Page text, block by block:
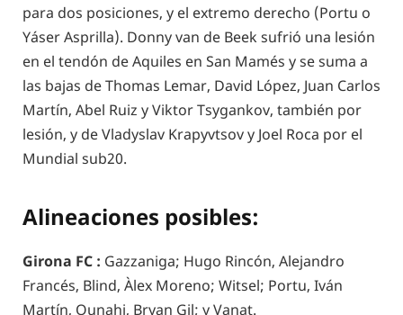
para dos posiciones, y el extremo derecho (Portu o
Yáser Asprilla). Donny van de Beek sufrió una lesión
en el tendón de Aquiles en San Mamés y se suma a
las bajas de Thomas Lemar, David López, Juan Carlos
Martín, Abel Ruiz y Viktor Tsygankov, también por
lesión, y de Vladyslav Krapyvtsov y Joel Roca por el
Mundial sub20.
Alineaciones posibles:
Girona FC : Gazzaniga; Hugo Rincón, Alejandro
Francés, Blind, Àlex Moreno; Witsel; Portu, Iván
Martín, Ounahi, Bryan Gil; y Vanat.